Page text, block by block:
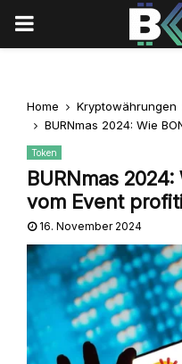
PRIMARY
Home Kryptowährungen
BURNmas 2024: Wie
Token
BURNmas 2024:
vom Event
16. November 2024